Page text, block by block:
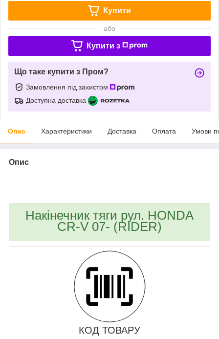
Купити
або
Купити з
Що таке купити з Пром?
Замовлення під захистом
Доступна доставка
Опис Характеристики Доставка Оплата Умови
Опис
Накінечник тяги рул. HONDA
CR-V 07- (RIDER)
КОД ТОВАРУ